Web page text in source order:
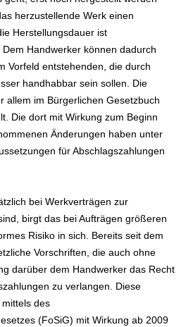
herzustellende Werk einen
Herstellungsdauer ist
Handwerker können dadurch
Vorfeld entstehenden, die durch
handhabbar sein sollen. Die
allem im Bürgerlichen Gesetzbuch
Die dort mit Wirkung zum Beginn
Änderungen haben unter
für Abschlagszahlungen
bei Werkverträgen zur
birgt das bei Aufträgen größeren
Risiko in sich. Bereits seit dem
Vorschriften, die auch ohne
darüber dem Handwerker das Recht
zu verlangen. Diese
des
(FoSiG) mit Wirkung ab 2009